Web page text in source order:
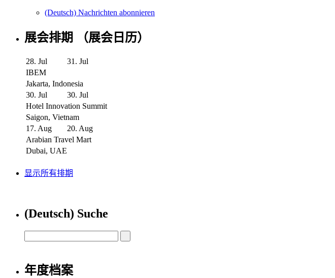
(Deutsch) Nachrichten abonnieren
展会排期 （展会日历）
28. Jul
31. Jul
IBEM
Jakarta, Indonesia
30. Jul
30. Jul
Hotel Innovation Summit
Saigon, Vietnam
17. Aug
20. Aug
Arabian Travel Mart
Dubai, UAE
显示所有排期
(Deutsch) Suche
年度档案